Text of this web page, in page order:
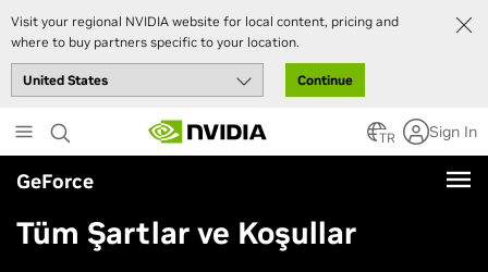
Visit your regional NVIDIA website for local content, pricing and
where to buy partners specific to your location.
Continue
to
main
content
TR Sign In
GeForce
Tüm Şartlar ve Koşullar